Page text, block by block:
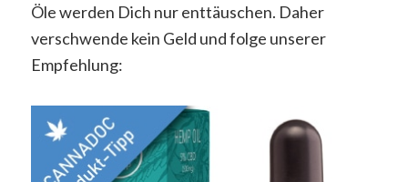
Öle werden Dich nur enttäuschen. Daher
verschwende kein Geld und folge unserer
Empfehlung: